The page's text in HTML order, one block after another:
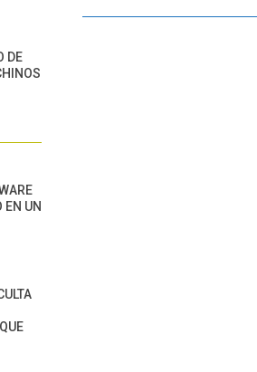
DE
EN UN